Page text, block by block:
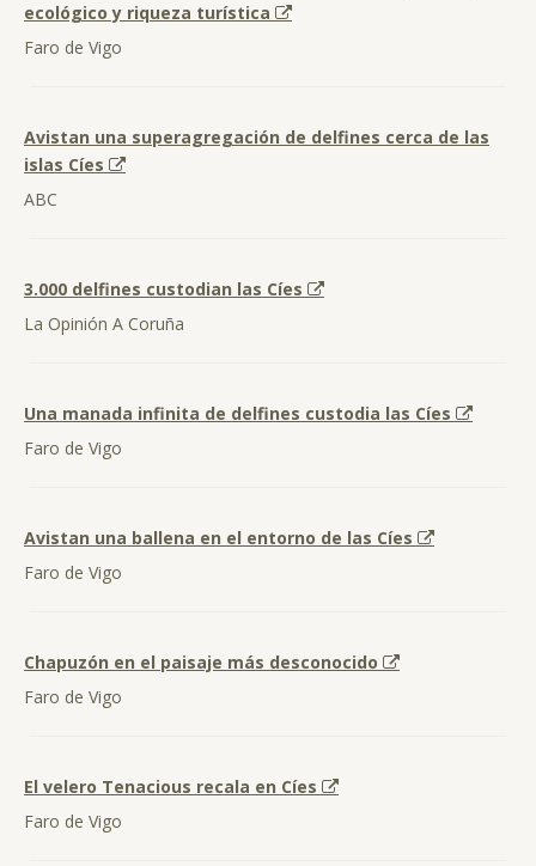
ecológico y riqueza turística
Faro de Vigo
Avistan una superagregación de delfines cerca de las
islas Cíes
ABC
3.000 delfines custodian las Cíes
La Opinión A Coruña
Una manada infinita de delfines custodia las Cíes
Faro de Vigo
Avistan una ballena en el entorno de las Cíes
Faro de Vigo
Chapuzón en el paisaje más desconocido
Faro de Vigo
El velero Tenacious recala en Cíes
Faro de Vigo